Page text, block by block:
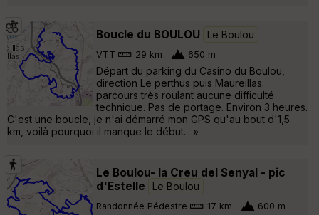
Boucle du BOULOU Le Boulou
VTT 29 km 650 m
Départ du parking du Casino du Boulou,
direction Le perthus puis Maureillas.
parcours très roulant aucune difficulté
technique. Pas de portage. Environ 3 heures.
C'est une boucle, je n'ai démarré mon GPS qu'au bout d'1,5
km, voilà pourquoi il manque le début... »
Le Boulou- la Creu del Senyal - pic
d'Estelle
Le Boulou
Randonnée Pédestre 17 km 600 m